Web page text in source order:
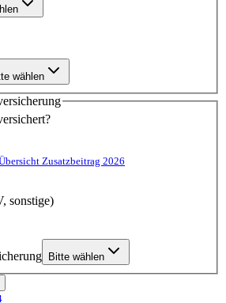
wählen
Zusatzbeitrag 2026
sonstige)
Bitte wählen